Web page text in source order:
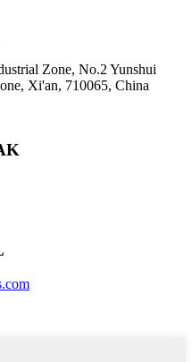
Zone, No.2 Yunshui
Xi'an, 710065, China